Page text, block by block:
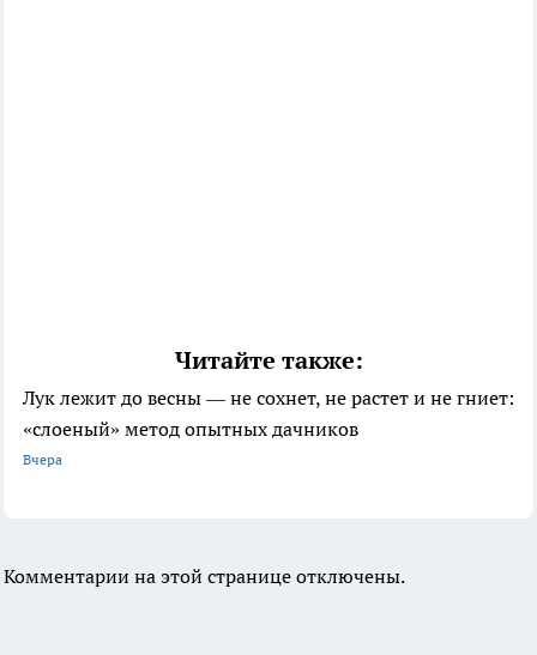
Читайте также:
Лук лежит до весны — не сохнет, не растет и не гниет:
«слоеный» метод опытных дачников
Вчера
Комментарии на этой странице отключены.